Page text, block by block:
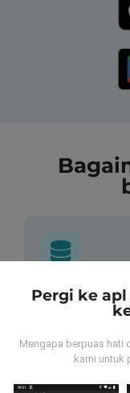
Dari mana
oleh pengguna
terus dari lokasi
jom muat turun
Pergi ke
Mengapa berpuas hati
kami untuk